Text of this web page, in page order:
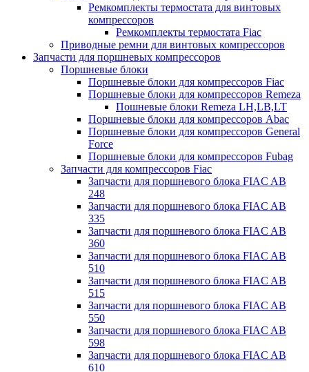
Ремкомплекты термостата для винтовых
компрессоров
Ремкомплекты термостата Fiac
Приводные ремни для винтовых компрессоров
Запчасти для поршневых компрессоров
Поршневые блоки
Поршневые блоки для компрессоров Fiac
Поршневые блоки для компрессоров Remeza
Пошневые блоки Remeza LH,LB,LT
Поршневые блоки для компрессоров Abac
Поршневые блоки для компрессоров General
Force
Поршневые блоки для компрессоров Fubag
Запчасти для компрессоров Fiac
Запчасти для поршневого блока FIAC AB
248
Запчасти для поршневого блока FIAC AB
335
Запчасти для поршневого блока FIAC AB
360
Запчасти для поршневого блока FIAC AB
510
Запчасти для поршневого блока FIAC AB
515
Запчасти для поршневого блока FIAC AB
550
Запчасти для поршневого блока FIAC AB
598
Запчасти для поршневого блока FIAC AB
610